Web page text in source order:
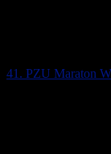
41. PZU Maraton